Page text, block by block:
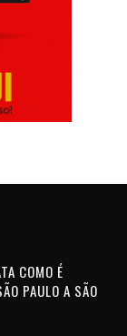
COMO É
PAULO A SÃO